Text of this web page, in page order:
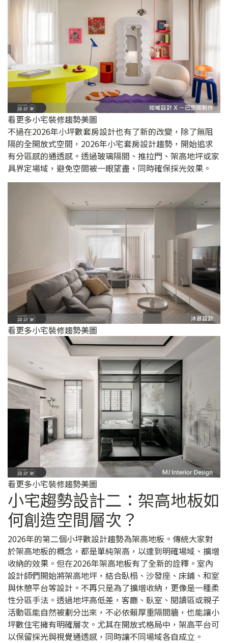
看更多小宅裝修趨勢美圖
不過在2026年小坪數套房設計也有了新的改變，除了無阻
隔的全開放式空間，2026年小宅套房設計趨勢，開始追求
有分區感的通透感。透過玻璃隔間、推拉門、架高地坪或家
具界定場域，避免空間被一眼望盡，同時確保採光效果。
看更多小宅裝修趨勢美圖
看更多小宅裝修趨勢美圖
小宅趨勢設計二：架高地板如
何創造空間層次？
2026年的第二個小坪數設計趨勢為架高地板。傳統大家對
於架高地板的概念，都是單純架高，以達到明確場域、擴增
收納的效果。但在2026年架高地板有了全新的詮釋。室內
設計師們開始將架高地坪，結合臥榻、沙發座、床鋪、和室
與休憩平台等設計。不再只是為了擴增收納，更像是一種柔
性分區手法。透過地坪高低差，客廳、臥室、閱讀區或親子
活動區能自然被劃分出來，不必依賴厚重隔間牆，也能讓小
坪數住宅擁有明確層次。尤其在開放式格局中，架高平台可
以保留採光與視覺通透感，同時讓不同場域各自成立。